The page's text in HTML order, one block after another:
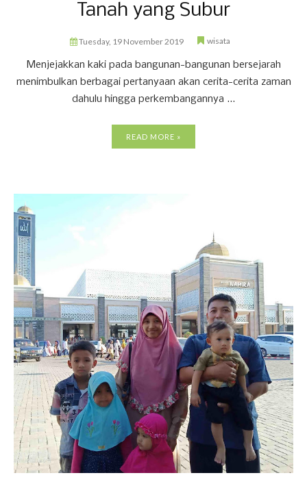
Tanah yang Subur
Tuesday, 19 November 2019 wisata
Menjejakkan kaki pada bangunan-bangunan bersejarah
menimbulkan berbagai pertanyaan akan cerita-cerita zaman
dahulu hingga perkembangannya ...
READ MORE »